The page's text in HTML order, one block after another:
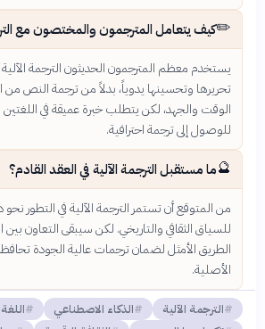
✏️كيف يتعامل المترجمون والمختصون مع
يستخدم معظم المترجمون الحديثون الترجمة
تحريرها وتحسينها يدوياً، بدلاً من ترجمة النص من
الوقت والجهد، لكن يتطلب خبرة عميقة في
للوصول إلى ترجمة احترافية.
🔮ما مستقبل الترجمة الآلية في العقد القادم؟
من المتوقع أن تستمر الترجمة الآلية في التطور
للسياق الثقافي والتاريخي. لكن سيبقى التعاون بين
الطريق الأمثل لضمان ترجمات عالية الجودة
الأصلية.
الترجمة الآلية الذكاء الاصطناعي